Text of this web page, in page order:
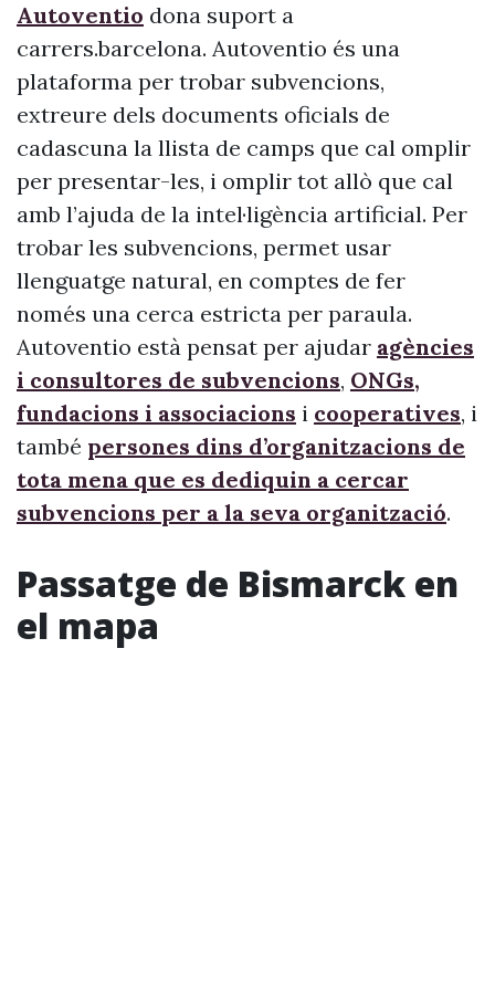
Autoventio dona suport a
carrers.barcelona. Autoventio és una
plataforma per trobar subvencions,
extreure dels documents oficials de
cadascuna la llista de camps que cal omplir
per presentar-les, i omplir tot allò que cal
amb l’ajuda de la intel·ligència artificial. Per
trobar les subvencions, permet usar
llenguatge natural, en comptes de fer
només una cerca estricta per paraula.
Autoventio està pensat per ajudar agències
i consultores de subvencions, ONGs,
fundacions i associacions i cooperatives, i
també persones dins d’organitzacions de
tota mena que es dediquin a cercar
subvencions per a la seva organització.
Passatge de Bismarck en
el mapa